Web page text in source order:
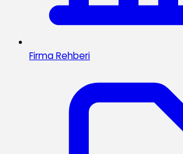
Firma Rehberi